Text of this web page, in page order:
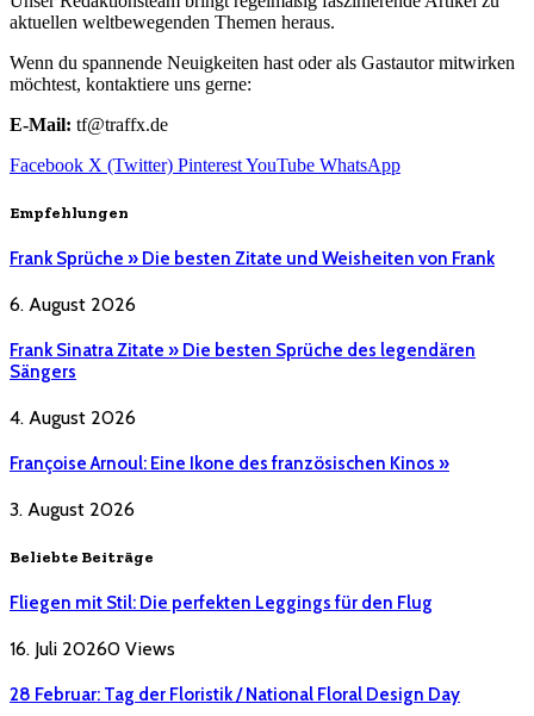
aktuellen weltbewegenden Themen heraus.
Wenn du spannende Neuigkeiten hast oder als Gastautor mitwirken
möchtest, kontaktiere uns gerne:
E-Mail: tf@traffx.de
Facebook X (Twitter) PinterestYouTube WhatsApp
Empfehlungen
Frank Sprüche » Die besten Zitate und Weisheiten von Frank
6. August 2026
Frank Sinatra Zitate » Die besten Sprüche des legendären
Sängers
4. August 2026
Françoise Arnoul: Eine Ikone des französischen Kinos »
3. August 2026
Beliebte Beiträge
Fliegen mit Stil: Die perfekten Leggings für den Flug
16. Juli 20260 Views
28 Februar: Tag der Floristik / National Floral Design Day